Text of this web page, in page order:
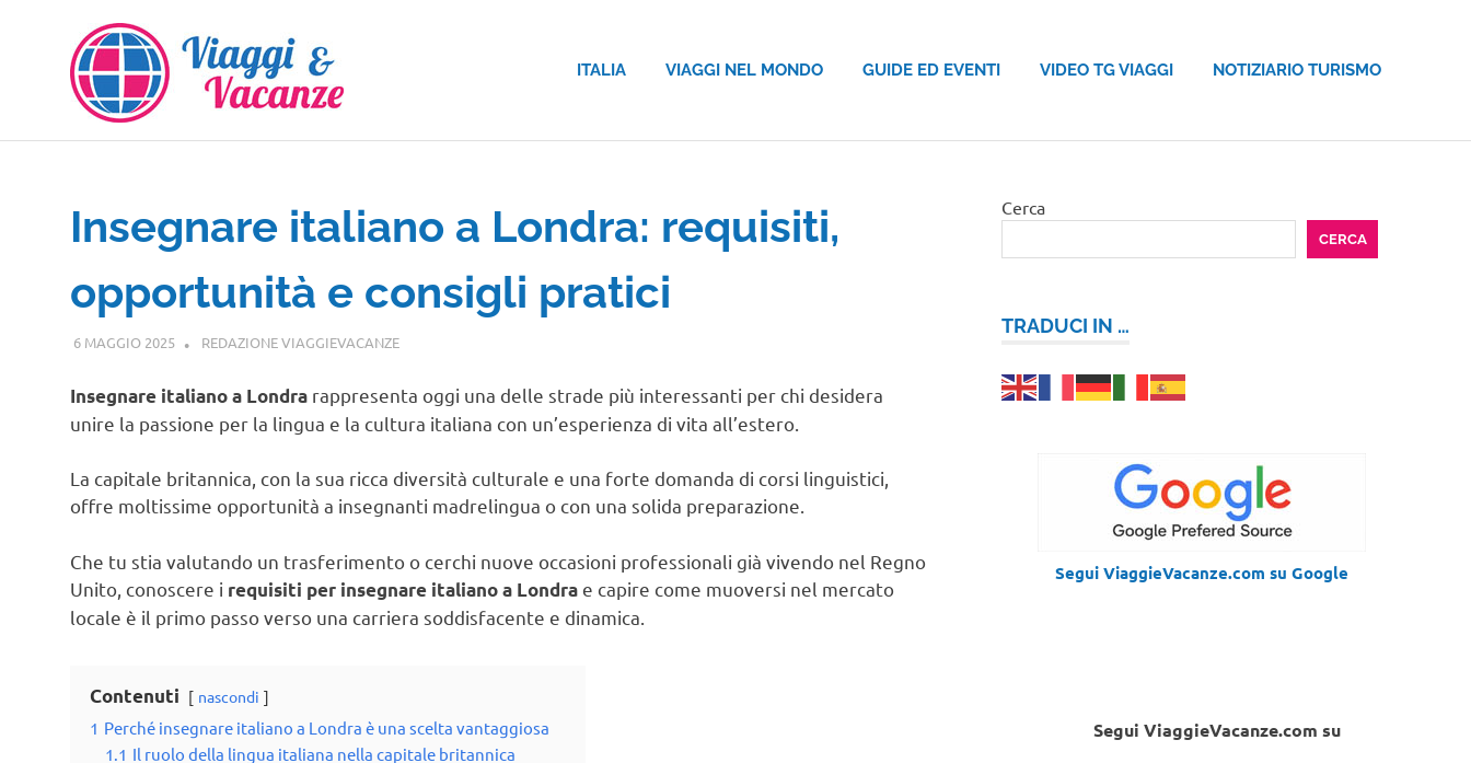
contenuto
ITALIA VIAGGI NEL MONDO GUIDE ED EVENTI VIDEO TG VIAGGI NOTIZIARIO TURISMO
Insegnare italiano a Londra: requisiti,
opportunità e consigli pratici
6 MAGGIO 2025 REDAZIONE VIAGGIEVACANZEVIAGGI NEL MONDO
Insegnare italiano a Londra rappresenta oggi una delle strade più interessanti per chi desidera
unire la passione per la lingua e la cultura italiana con un’esperienza di vita all’estero.
La capitale britannica, con la sua ricca diversità culturale e una forte domanda di corsi linguistici,
offre moltissime opportunità a insegnanti madrelingua o con una solida preparazione.
Che tu stia valutando un trasferimento o cerchi nuove occasioni professionali già vivendo nel Regno
Unito, conoscere i requisiti per insegnare italiano a Londra e capire come muoversi nel mercato
locale è il primo passo verso una carriera soddisfacente e dinamica.
Contenuti nascondi
1 Perché insegnare italiano a Londra è una scelta vantaggiosa
1.1 Il ruolo della lingua italiana nella capitale britannica
Cerca
CERCA
TRADUCI IN …
Segui ViaggieVacanze.com su Google
Segui ViaggieVacanze.com su